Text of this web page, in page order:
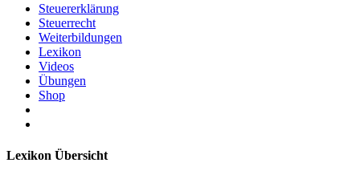
Steuererklärung
Steuerrecht
Weiterbildungen
Lexikon
Videos
Übungen
Shop
Lexikon Übersicht